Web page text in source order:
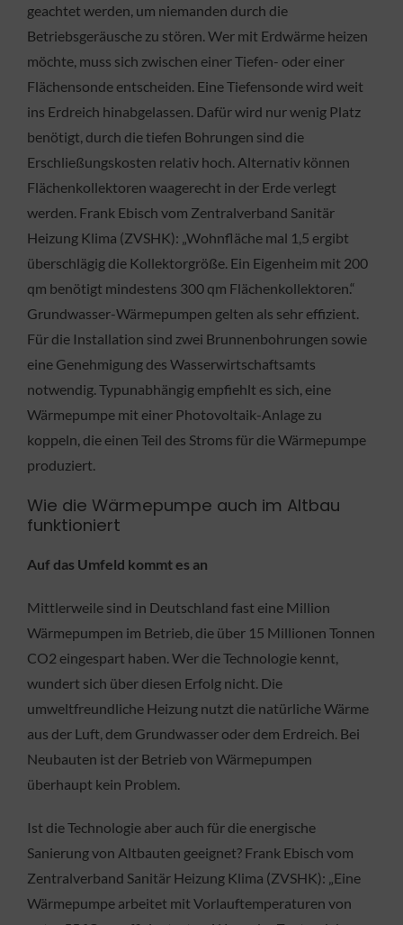
geachtet werden, um niemanden durch die
Betriebsgeräusche zu stören. Wer mit Erdwärme heizen
möchte, muss sich zwischen einer Tiefen- oder einer
Flächensonde entscheiden. Eine Tiefensonde wird weit
ins Erdreich hinabgelassen. Dafür wird nur wenig Platz
benötigt, durch die tiefen Bohrungen sind die
Erschließungskosten relativ hoch. Alternativ können
Flächenkollektoren waagerecht in der Erde verlegt
werden. Frank Ebisch vom Zentralverband Sanitär
Heizung Klima (ZVSHK): „Wohnfläche mal 1,5 ergibt
überschlägig die Kollektorgröße. Ein Eigenheim mit 200
qm benötigt mindestens 300 qm Flächenkollektoren.“
Grundwasser-Wärmepumpen gelten als sehr effizient.
Für die Installation sind zwei Brunnenbohrungen sowie
eine Genehmigung des Wasserwirtschaftsamts
notwendig. Typunabhängig empfiehlt es sich, eine
Wärmepumpe mit einer Photovoltaik-Anlage zu
koppeln, die einen Teil des Stroms für die Wärmepumpe
produziert.
Wie die Wärmepumpe auch im Altbau
funktioniert
Auf das Umfeld kommt es an
Mittlerweile sind in Deutschland fast eine Million
Wärmepumpen im Betrieb, die über 15 Millionen Tonnen
CO2 eingespart haben. Wer die Technologie kennt,
wundert sich über diesen Erfolg nicht. Die
umweltfreundliche Heizung nutzt die natürliche Wärme
aus der Luft, dem Grundwasser oder dem Erdreich. Bei
Neubauten ist der Betrieb von Wärmepumpen
überhaupt kein Problem.
Ist die Technologie aber auch für die energische
Sanierung von Altbauten geeignet? Frank Ebisch vom
Zentralverband Sanitär Heizung Klima (ZVSHK): „Eine
Wärmepumpe arbeitet mit Vorlauftemperaturen von